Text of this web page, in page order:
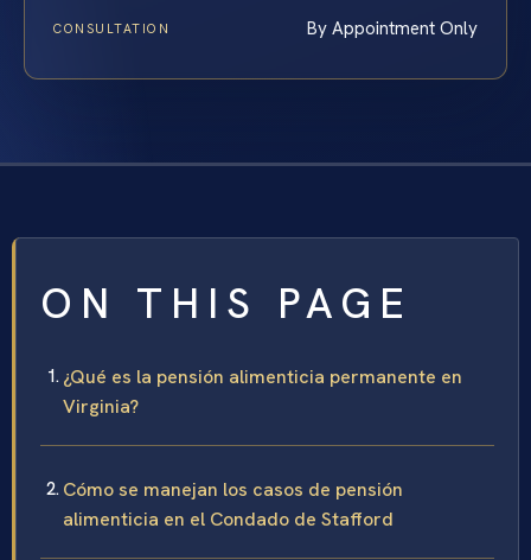
CONSULTATION By Appointment Only
ON THIS PAGE
¿Qué es la pensión alimenticia permanente en
Virginia?
Cómo se manejan los casos de pensión
alimenticia en el Condado de Stafford